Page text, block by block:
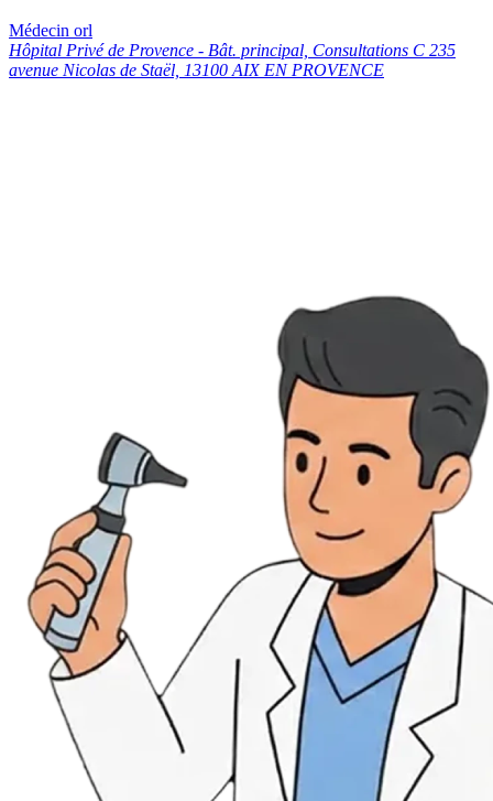
Médecin orl
Hôpital Privé de Provence - Bât. principal, Consultations C 235
avenue Nicolas de Staël, 13100 AIX EN PROVENCE